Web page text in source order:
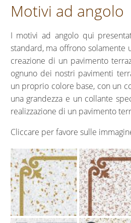
Motivi ad angolo
I motivi ad angolo qui
standard, ma offrono solamente
creazione di un pavimento
ognuno dei nostri pavimenti
un proprio colore base, con un
una grandezza e un collante
realizzazione di un pavimento
Cliccare per favore sulle